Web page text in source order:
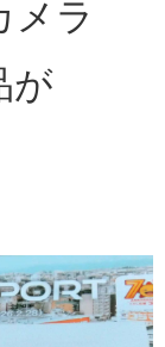
メラ
が